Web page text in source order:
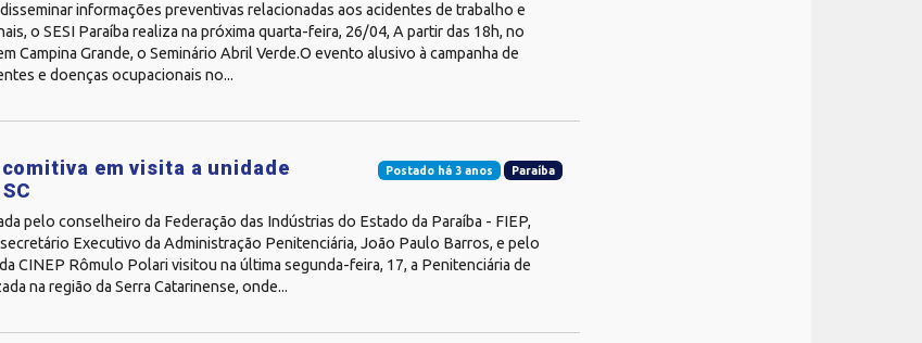
informações preventivas relacionadas aos acidentes de trabalho e
o SESI Paraíba realiza na próxima quarta-feira, 26/04, A partir das 18h, no
Campina Grande, o Seminário Abril Verde.O evento alusivo à campanha de
e doenças ocupacionais no...
Postado há 3 anos Paraíba
em visita a unidade
pelo conselheiro da Federação das Indústrias do Estado da Paraíba - FIEP,
Executivo da Administração Penitenciária, João Paulo Barros, e pelo
CINEP Rômulo Polari visitou na última segunda-feira, 17, a Penitenciária de
na região da Serra Catarinense, onde...